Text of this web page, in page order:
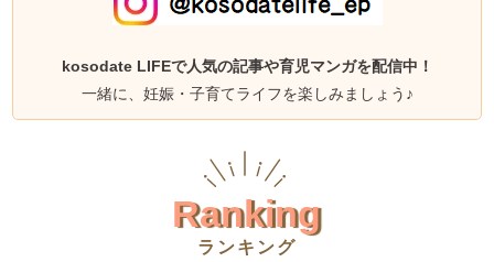
kosodate LIFEで人気の記事や育児マンガを配信中！
一緒に、妊娠・子育てライフを楽しみましょう♪
Ranking
ランキング